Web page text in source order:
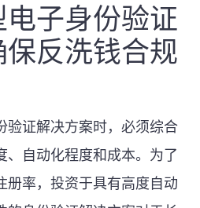
子身份验证
反洗钱合规
验证解决方案时，必须综合
、自动化程度和成本。为了
册率，投资于具有高度自动